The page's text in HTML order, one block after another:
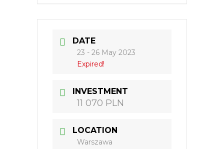
DATE
23 - 26 May 2023
Expired!
INVESTMENT
11 070 PLN
LOCATION
Warszawa